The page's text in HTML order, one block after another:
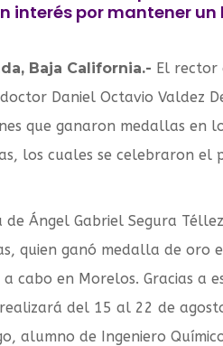
interés por mantener un
Baja California.- El rector
doctor Daniel Octavio Valdez
que ganaron medallas en
los cuales se celebraron el
de Ángel Gabriel Segura
quien ganó medalla de oro
cabo en Morelos. Gracias a
del 15 al 22 de
alumno de Ingeniero